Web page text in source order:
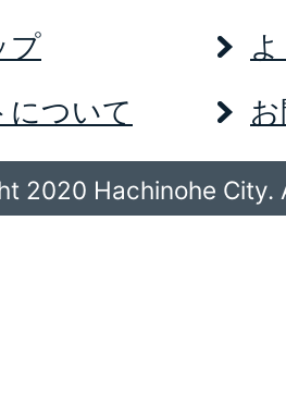
プ
について
2020 Hachinohe City.